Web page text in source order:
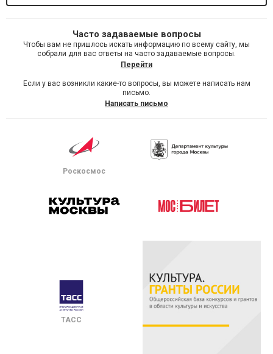
Часто задаваемые вопросы
Чтобы вам не пришлось искать информацию по всему сайту, мы
собрали для вас ответы на часто задаваемые вопросы.
Перейти
Если у вас возникли какие-то вопросы, вы можете написать нам
письмо.
Написать письмо
Роскосмос
ТАСС